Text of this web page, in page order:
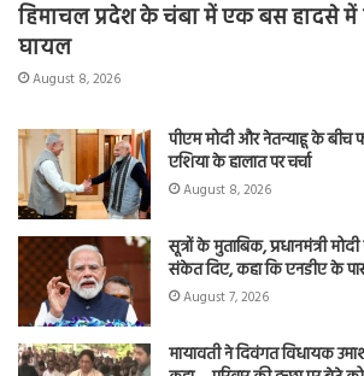
हिमाचल प्रदेश के चंबा में एक बस हादसे में
घायल
August 8, 2026
पीएम मोदी और नेतन्याहू के बीच
एशिया के हालात पर चर्चा
August 8, 2026
सूत्रों के मुताबिक, प्रधानमंत्री
संकेत दिए, कहा कि एनडीए के
August 7, 2026
मायावती ने दिवंगत विधायक